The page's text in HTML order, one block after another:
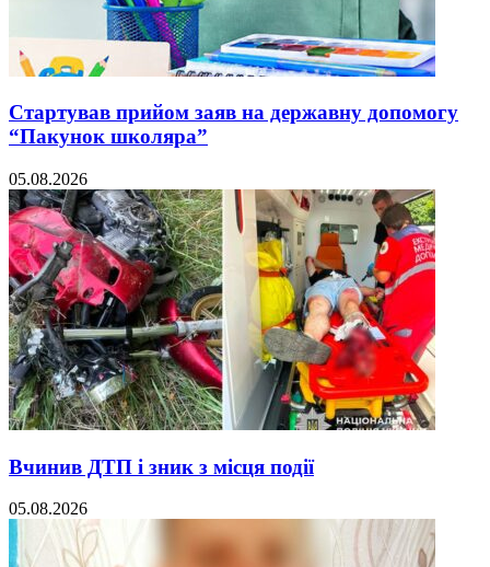
Стартував прийом заяв на державну допомогу
“Пакунок школяра”
05.08.2026
Вчинив ДТП і зник з місця події
05.08.2026